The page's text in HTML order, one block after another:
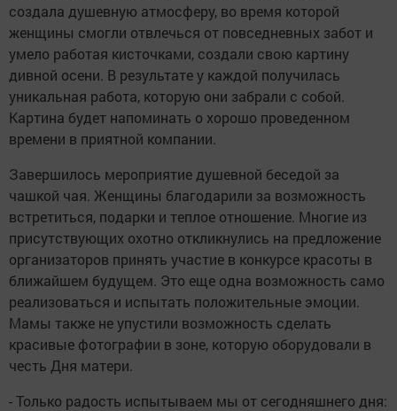
создала душевную атмосферу, во время которой
женщины смогли отвлечься от повседневных забот и
умело работая кисточками, создали свою картину
дивной осени. В результате у каждой получилась
уникальная работа, которую они забрали с собой.
Картина будет напоминать о хорошо проведенном
времени в приятной компании.
Завершилось мероприятие душевной беседой за
чашкой чая. Женщины благодарили за возможность
встретиться, подарки и теплое отношение. Многие из
присутствующих охотно откликнулись на предложение
организаторов принять участие в конкурсе красоты в
ближайшем будущем. Это еще одна возможность само
реализоваться и испытать положительные эмоции.
Мамы также не упустили возможность сделать
красивые фотографии в зоне, которую оборудовали в
честь Дня матери.
- Только радость испытываем мы от сегодняшнего дня: